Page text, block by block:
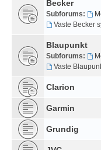
Becker
Subforums:
Vaste Becker
Blaupunkt
Subforums:
Vaste
Clarion
Garmin
Grundig